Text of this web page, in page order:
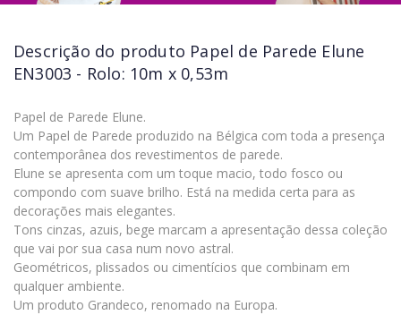
Descrição do produto Papel de Parede Elune
EN3003 - Rolo: 10m x 0,53m
Papel de Parede Elune.
Um Papel de Parede produzido na Bélgica com toda a presença
contemporânea dos revestimentos de parede.
Elune se apresenta com um toque macio, todo fosco ou
compondo com suave brilho. Está na medida certa para as
decorações mais elegantes.
Tons cinzas, azuis, bege marcam a apresentação dessa coleção
que vai por sua casa num novo astral.
Geométricos, plissados ou cimentícios que combinam em
qualquer ambiente.
Um produto Grandeco, renomado na Europa.